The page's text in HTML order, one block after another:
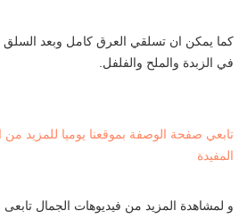
كما يمكن ان تسلقي العرق كامل وبعد السلق
في الزبدة والملح والفلفل.
تابعي صفحة الوصفة بموقعنا يوميا للمزيد من
المفيدة
و لمشاهدة المزيد من فيديوهات الجمال تابعى